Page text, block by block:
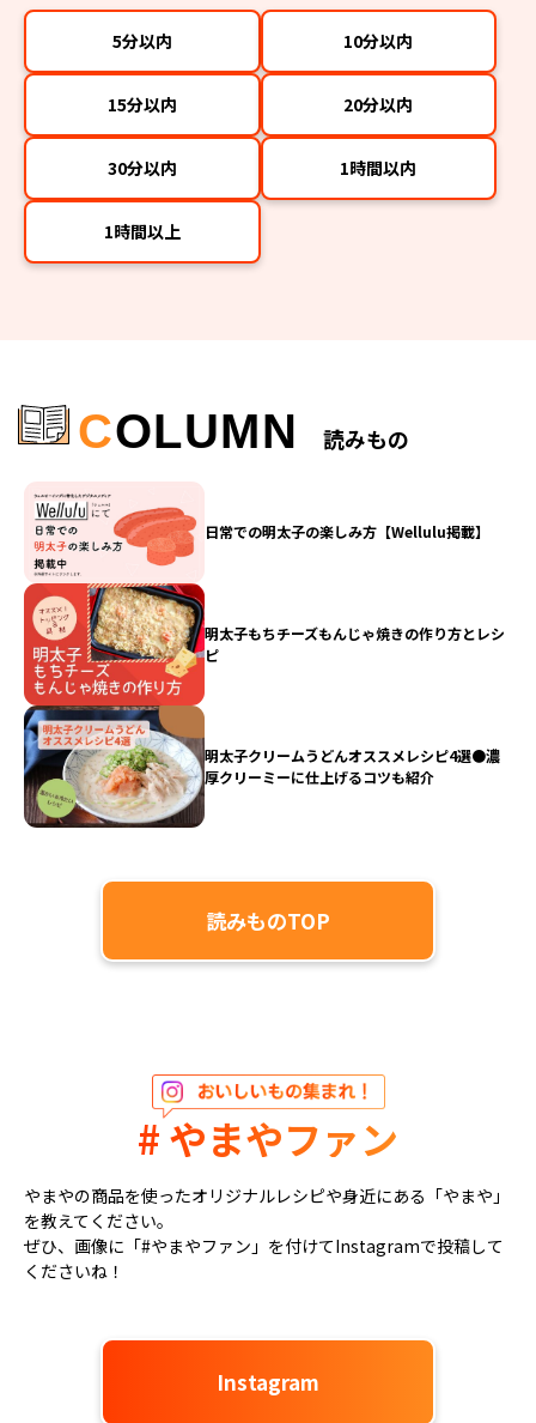
5分以内 10分以内
15分以内 20分以内
30分以内 1時間以内
1時間以上
COLUMN 読みもの
日常での明太子の楽しみ方【Wellulu掲載】
明太子もちチーズもんじゃ焼きの作り方とレシ
ピ
明太子クリームうどんオススメレシピ4選●濃
厚クリーミーに仕上げるコツも紹介
読みものTOP
# やまやファン
やまやの商品を使ったオリジナルレシピや身近にある「やまや」
を教えてください。
ぜひ、画像に「#やまやファン」を付けてInstagramで投稿して
くださいね！
Instagram